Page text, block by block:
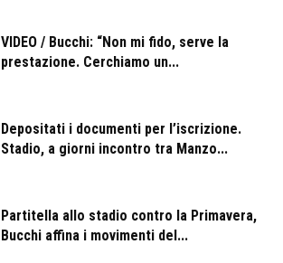
VIDEO / Bucchi: “Non mi fido, serve la
prestazione. Cerchiamo un...
Depositati i documenti per l’iscrizione.
Stadio, a giorni incontro tra Manzo...
Partitella allo stadio contro la Primavera,
Bucchi affina i movimenti del...